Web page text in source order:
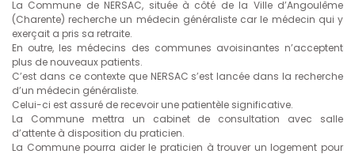
La Commune de NERSAC, située à côté de la Ville d’Angoulême
(Charente) recherche un médecin généraliste car le médecin qui y
exerçait a pris sa retraite.
En outre, les médecins des communes avoisinantes n’acceptent
plus de nouveaux patients.
C’est dans ce contexte que NERSAC s’est lancée dans la recherche
d’un médecin généraliste.
Celui-ci est assuré de recevoir une patientèle significative.
La Commune mettra un cabinet de consultation avec salle
d’attente à disposition du praticien.
La Commune pourra aider le praticien à trouver un logement pour